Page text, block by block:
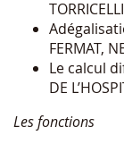
FERMAT,
Le calcul
DE
Les fonctions